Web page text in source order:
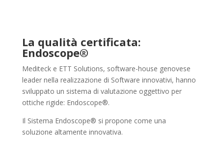
La qualità certificata:
Endoscope®
Mediteck e ETT Solutions, software-house genovese
leader nella realizzazione di Software innovativi, hanno
sviluppato un sistema di valutazione oggettivo per
ottiche rigide: Endoscope®.
Il Sistema Endoscope® si propone come una
soluzione altamente innovativa.